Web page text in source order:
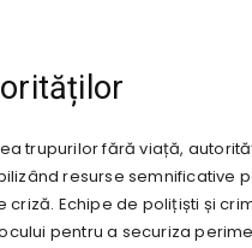
trupurilor fără viață,
resurse semnificative
Echipe de polițiști și
pentru a securiza